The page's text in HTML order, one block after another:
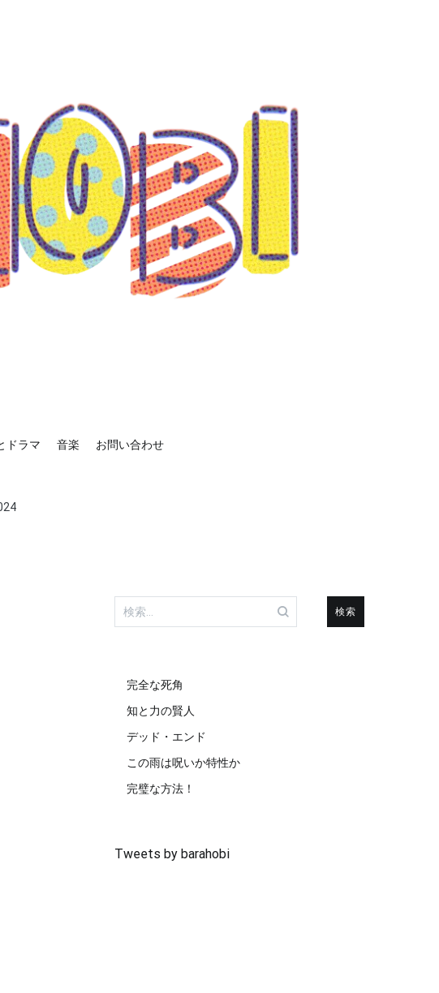
ドラマ 音楽 お問い合わせ
検
索:
完全な死角
知と力の賢人
デッド・エンド
この雨は呪いか特性か
完璧な方法！
Tweets by barahobi